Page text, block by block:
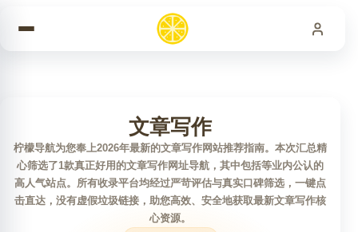
文章写作
柠檬导航为您奉上2026年最新的文章写作网站推荐指南。本次汇总精
心筛选了1款真正好用的文章写作网址导航，其中包括等业内公认的
高人气站点。所有收录平台均经过严苛评估与真实口碑筛选，一键点
击直达，没有虚假垃圾链接，助您高效、安全地获取最新文章写作核
心资源。